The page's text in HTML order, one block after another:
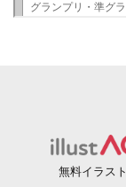
無料イラスト